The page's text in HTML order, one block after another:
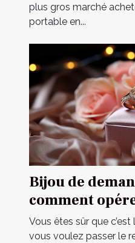
plus gros marché
portable en...
Bijou de
comment
parfait ?
Vous êtes sûr que
vous voulez passer le